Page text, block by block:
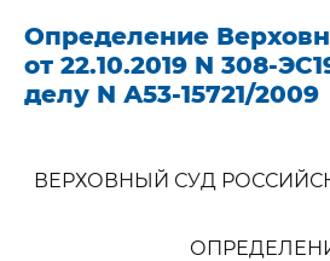
Определение
от 22.10.2019 N 308-
делу N А53-15721/2009
ВЕРХОВНЫЙ СУД